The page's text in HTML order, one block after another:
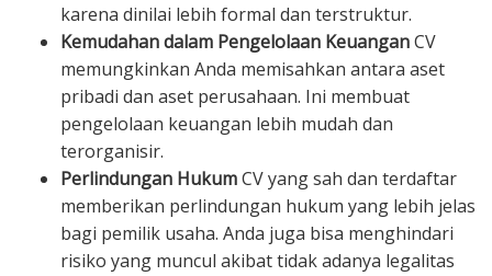
karena dinilai lebih formal dan terstruktur.
Kemudahan dalam Pengelolaan KeuanganCV
memungkinkan Anda memisahkan antara aset
pribadi dan aset perusahaan. Ini membuat
pengelolaan keuangan lebih mudah dan
terorganisir.
Perlindungan HukumCV yang sah dan terdaftar
memberikan perlindungan hukum yang lebih jelas
bagi pemilik usaha. Anda juga bisa menghindari
risiko yang muncul akibat tidak adanya legalitas